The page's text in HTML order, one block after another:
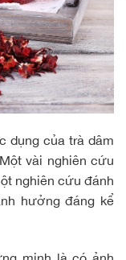
dụng của trà dâm
vài nghiên cứu
nghiên cứu đánh
hưởng đáng kể